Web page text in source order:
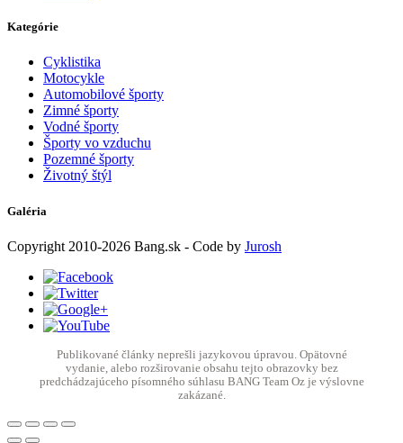
Kategórie
Cyklistika
Motocykle
Automobilové športy
Zimné športy
Vodné športy
Športy vo vzduchu
Pozemné športy
Životný štýl
Galéria
Copyright 2010-2026 Bang.sk - Code by Jurosh
Publikované články neprešli jazykovou úpravou. Opätovné
vydanie, alebo rozširovanie obsahu tejto obrazovky bez
predchádzajúceho písomného súhlasu BANG Team Oz je výslovne
zakázané.